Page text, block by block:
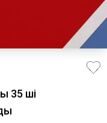
35 ші